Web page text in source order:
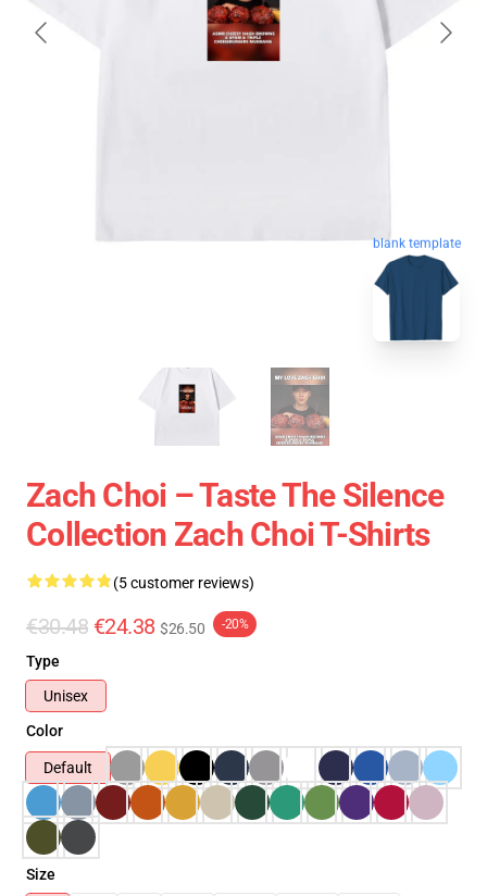
blank template
Zach Choi – Taste The Silence
Collection Zach Choi T-Shirts
(5 customer reviews)
€30.48 €24.38 $26.50 -20%
Type
Unisex
Color
Default
Size